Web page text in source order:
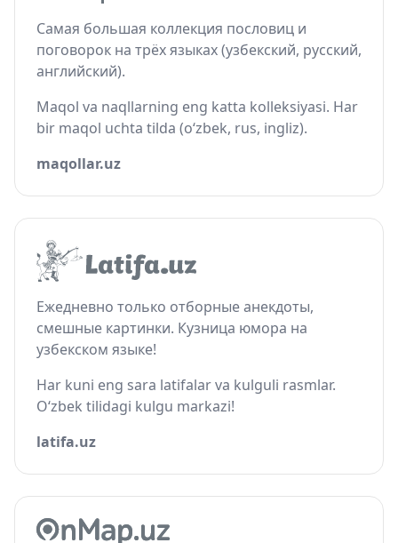
Самая большая коллекция пословиц и
поговорок на трёх языках (узбекский, русский,
английский).
Maqol va naqllarning eng katta kolleksiyasi. Har
bir maqol uchta tilda (o‘zbek, rus, ingliz).
maqollar.uz
Ежедневно только отборные анекдоты,
смешные картинки. Кузница юмора на
узбекском языке!
Har kuni eng sara latifalar va kulguli rasmlar.
O‘zbek tilidagi kulgu markazi!
latifa.uz